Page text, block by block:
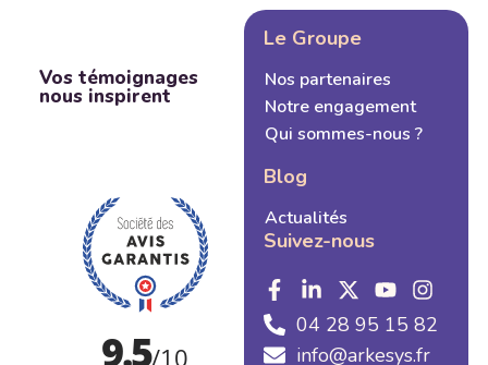
Vos témoignages
nous inspirent
Le Groupe
Nos partenaires
Notre engagement
Qui sommes-nous ?
Blog
Actualités
Suivez-nous
04 28 95 15 82
info@arkesys.fr